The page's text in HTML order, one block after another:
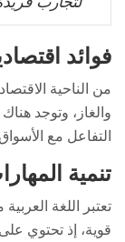
فوائد
من الناحية
والغاز، وتوجد
التفاعل مع
تنمية
تعتبر اللغة
قوية، إذ تحتوي